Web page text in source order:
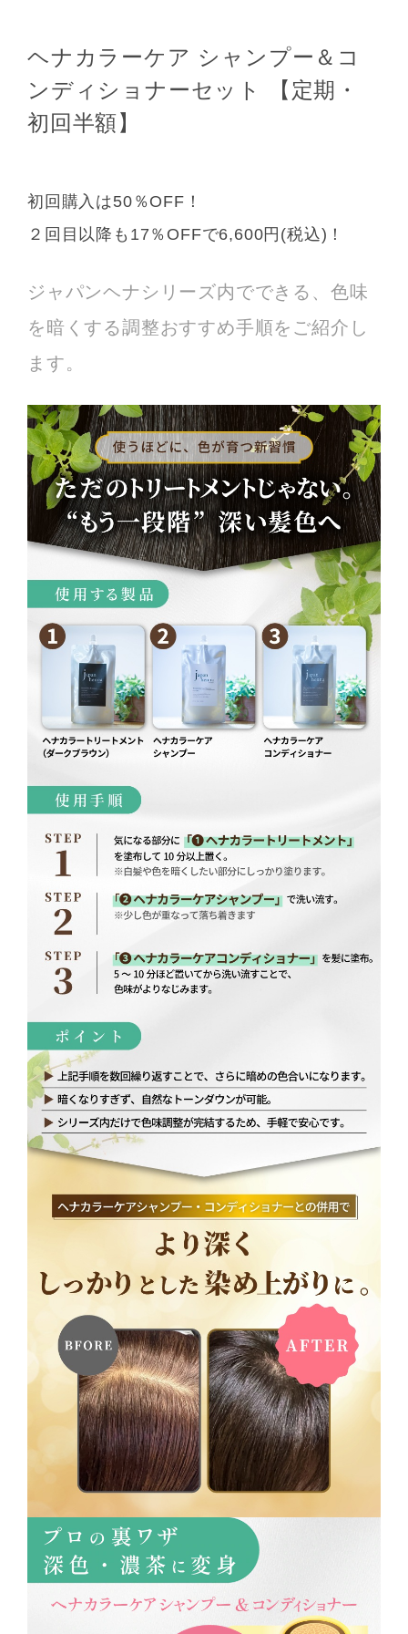
ヘナカラーケア シャンプー＆コ
ンディショナーセット 【定期・
初回半額】
初回購入は50％OFF！
２回目以降も17％OFFで6,600円(税込)！
ジャパンヘナシリーズ内でできる、色味
を暗くする調整おすすめ手順をご紹介し
ます。